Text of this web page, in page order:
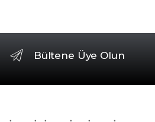
Bültene Üye Olun